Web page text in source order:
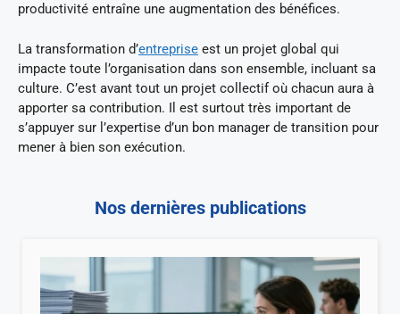
productivité entraîne une augmentation des bénéfices.
La transformation d’entreprise est un projet global qui
impacte toute l’organisation dans son ensemble, incluant sa
culture. C’est avant tout un projet collectif où chacun aura à
apporter sa contribution. Il est surtout très important de
s’appuyer sur l’expertise d’un bon manager de transition pour
mener à bien son exécution.
Nos dernières publications